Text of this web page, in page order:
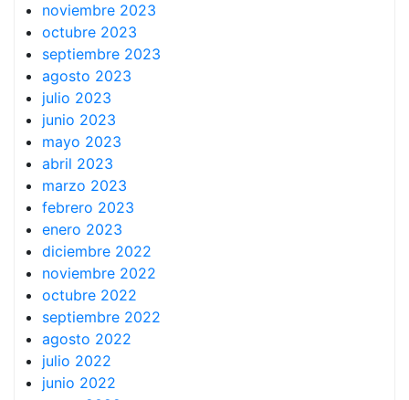
noviembre 2023
octubre 2023
septiembre 2023
agosto 2023
julio 2023
junio 2023
mayo 2023
abril 2023
marzo 2023
febrero 2023
enero 2023
diciembre 2022
noviembre 2022
octubre 2022
septiembre 2022
agosto 2022
julio 2022
junio 2022